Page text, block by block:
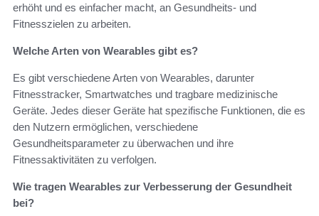
erhöht und es einfacher macht, an Gesundheits- und
Fitnesszielen zu arbeiten.
Welche Arten von Wearables gibt es?
Es gibt verschiedene Arten von Wearables, darunter
Fitnesstracker, Smartwatches und tragbare medizinische
Geräte. Jedes dieser Geräte hat spezifische Funktionen, die es
den Nutzern ermöglichen, verschiedene
Gesundheitsparameter zu überwachen und ihre
Fitnessaktivitäten zu verfolgen.
Wie tragen Wearables zur Verbesserung der Gesundheit
bei?